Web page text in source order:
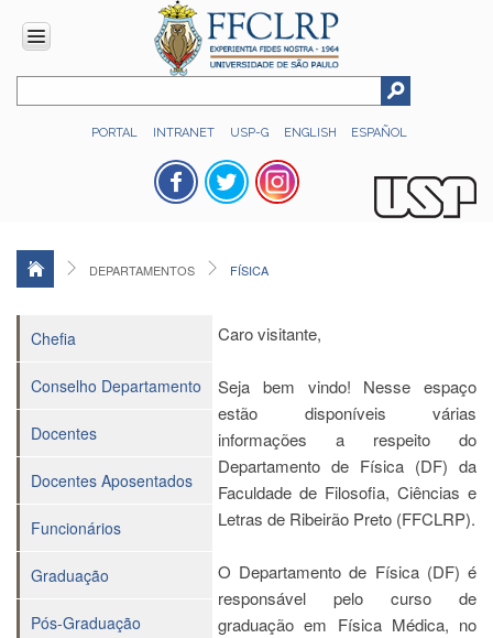
PORTAL INTRANET USP-G ENGLISH ESPAÑOL
INSTITUCIONAL
Histórico
Administração
Gestão
FFCLRP
anos
Departamentos
Atendimento
DEPARTAMENTOS FÍSICA
Chefia
Conselho Departamento
Docentes
Docentes Aposentados
Funcionários
Graduação
Pós-Graduação
Caro visitante,
Seja bem vindo! Nesse espaço
estão disponíveis várias
informações a respeito do
Departamento de Física (DF) da
Faculdade de Filosofia, Ciências e
Letras de Ribeirão Preto (FFCLRP).
O Departamento de Física (DF) é
responsável pelo curso de
graduação em Física Médica, no